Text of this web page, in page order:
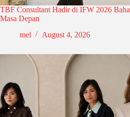
TBF Consultant Hadir di IFW 2026
Masa Depan
mel
August 4, 2026